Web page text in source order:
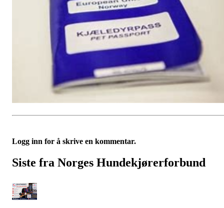
Logg inn for å skrive en kommentar.
Siste fra Norges Hundekjørerforbund